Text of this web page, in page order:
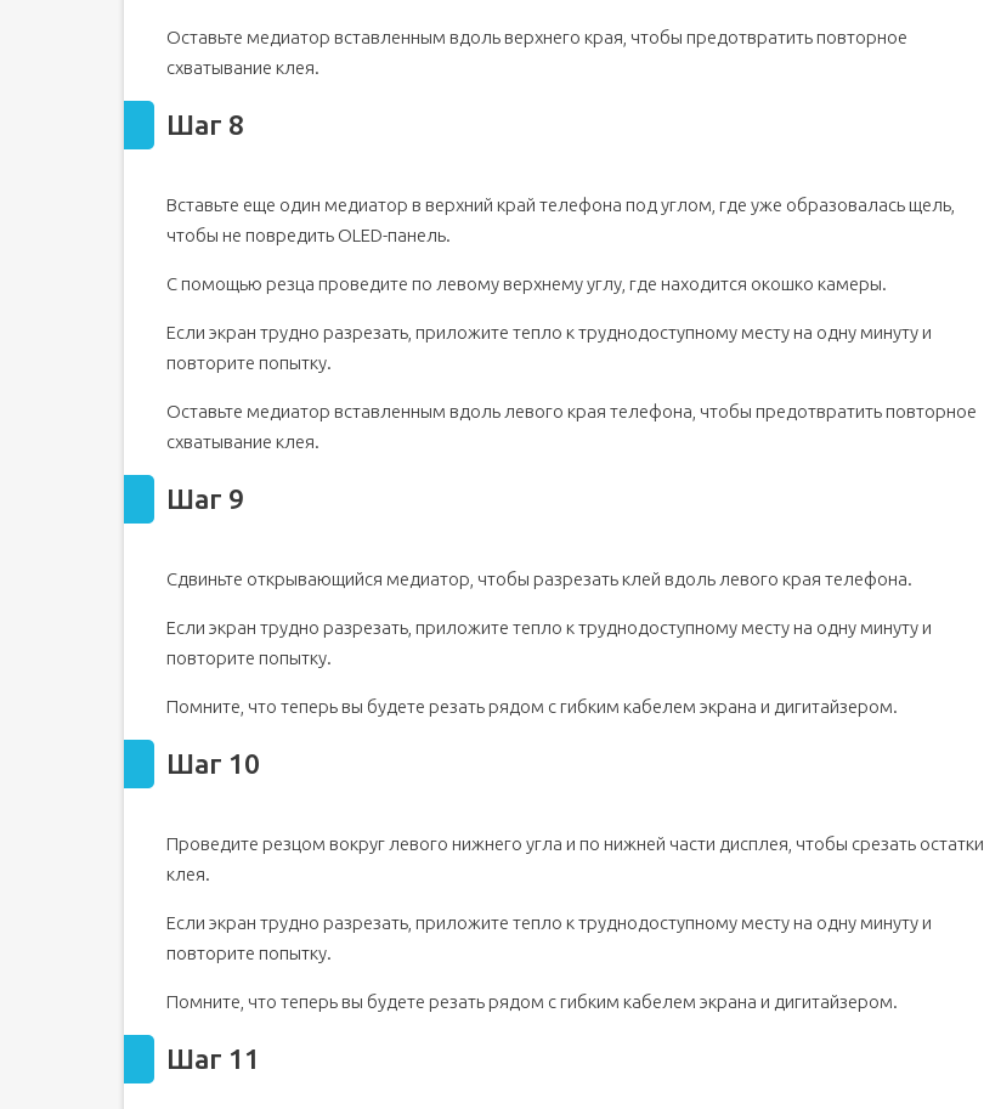
Оставьте медиатор вставленным вдоль верхнего края, чтобы предотвратить повторное
схватывание клея.
Шаг 8
Вставьте еще один медиатор в верхний край телефона под углом, где уже образовалась щель,
чтобы не повредить OLED-панель.
С помощью резца проведите по левому верхнему углу, где находится окошко камеры.
Если экран трудно разрезать, приложите тепло к труднодоступному месту на одну минуту и
повторите попытку.
Оставьте медиатор вставленным вдоль левого края телефона, чтобы предотвратить повторное
схватывание клея.
Шаг 9
Сдвиньте открывающийся медиатор, чтобы разрезать клей вдоль левого края телефона.
Если экран трудно разрезать, приложите тепло к труднодоступному месту на одну минуту и
повторите попытку.
Помните, что теперь вы будете резать рядом с гибким кабелем экрана и дигитайзером.
Шаг 10
Проведите резцом вокруг левого нижнего угла и по нижней части дисплея, чтобы срезать остатки
клея.
Если экран трудно разрезать, приложите тепло к труднодоступному месту на одну минуту и
повторите попытку.
Помните, что теперь вы будете резать рядом с гибким кабелем экрана и дигитайзером.
Шаг 11